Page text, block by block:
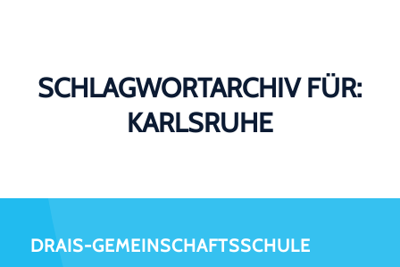
SCHLAGWORTARCHIV FÜR:
KARLSRUHE
DRAIS-GEMEINSCHAFTSSCHULE